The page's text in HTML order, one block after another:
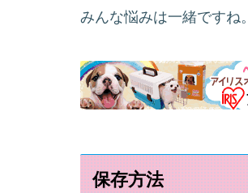
みんな悩みは一緒ですね。
保存方法